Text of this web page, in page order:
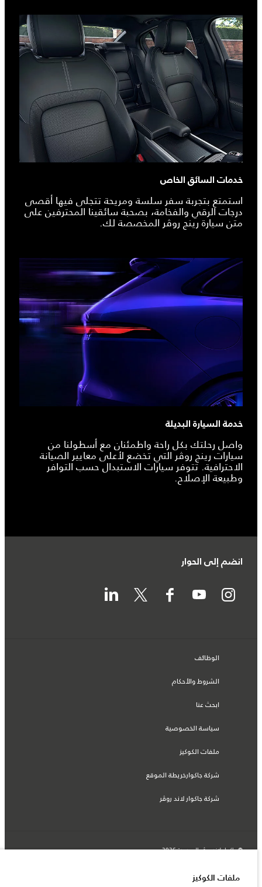
خدمات السائق الخاص
استمتع بتجربة سفر سلسة ومريحة تتجلى فيها أقصى
درجات الرقي والفخامة، بصحبة سائقينا المحترفين على
متن سيارة رينج روڤر المخصصة لك.
خدمة السيارة البديلة
واصل رحلتك بكل راحة واطمئنان مع أسطولنا من
سيارات رينج روڤر التي تخضع لأعلى معايير الصيانة
الاحترافية. تتوفر سيارات الاستبدال حسب التوافر
وطبيعة الإصلاح.
انضم إلى الحوار
الوظائف
الشروط والأحكام
ابحث عنا
سياسة الخصوصية
ملفات الكوكيز
شركة جاكوارخريطة الموقع
شركة جاكوار لاند روڤر
© جاكوار لاند روڨر المحدودة 2026
فلسطين, شركة ريتز موترز المحدودة
ملفات الكوكيز